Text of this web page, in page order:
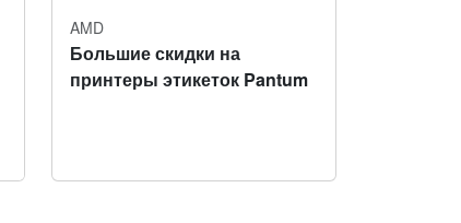
AMD
Большие скидки на
принтеры этикеток Pantum